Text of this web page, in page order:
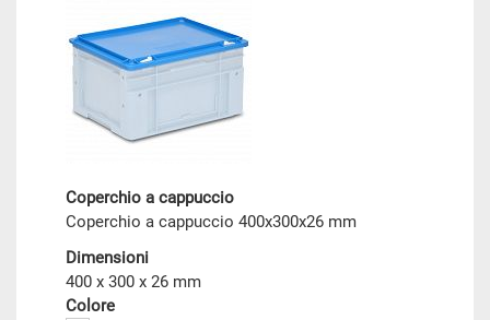
Coperchio a cappuccio
Coperchio a cappuccio 400x300x26 mm
Dimensioni
400 x 300 x 26 mm
Colore